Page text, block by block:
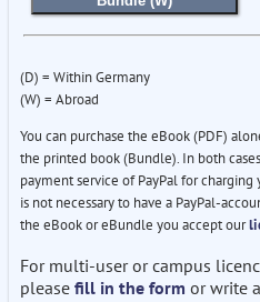
(D) = Within Germany
(W) = Abroad
You can purchase the eBook (PDF)
the printed book (Bundle). In both
payment service of PayPal for charging
is not necessary to have a PayPal-
the eBook or eBundle you accept our
For multi-user or campus
please fill in the form or write